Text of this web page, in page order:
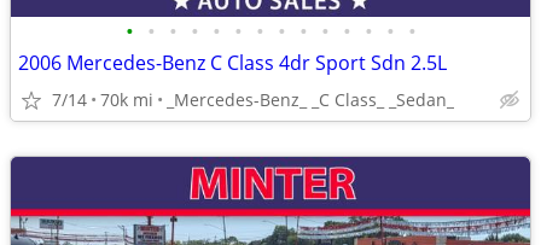
• • • • • • • • • • • • • •
2006 Mercedes-Benz C Class 4dr Sport Sdn 2.5L
7/14 70k mi _Mercedes-Benz_ _C Class_ _Sedan_